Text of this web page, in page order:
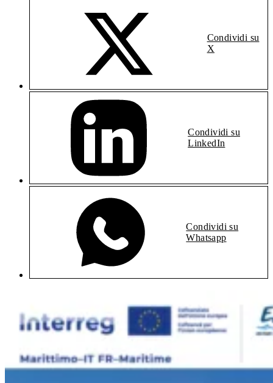
Condividi su
X
Condividi su
LinkedIn
Condividi su
Whatsapp